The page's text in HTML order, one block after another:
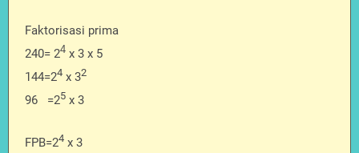
Faktorisasi prima
240= 24 x 3 x 5
144=24 x 32
96 =25 x 3
FPB=24 x 3